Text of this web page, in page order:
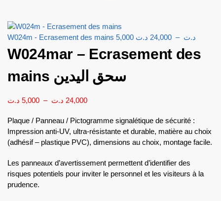
W024m - Ecrasement des mains 5,000 د.ت –
24,000 د.ت
W024mar – Ecrasement des
mains سحق اليدين
5,000 د.ت – 24,000 د.ت
Plaque / Panneau / Pictogramme signalétique de sécurité :
Impression anti-UV, ultra-résistante et durable, matière au choix
(adhésif – plastique PVC), dimensions au choix, montage facile.
Les panneaux d’avertissement permettent d’identifier des
risques potentiels pour inviter le personnel et les visiteurs à la
prudence.